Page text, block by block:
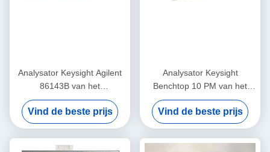
Analysator Keysight Agilent
86143B van het
golflengte10pm de Optische
Spectrum
Vind de beste prijs
Analysator Keysight
Benchtop 10 PM van het
Agilent86142b de Optische
Netwerk
Vind de beste prijs